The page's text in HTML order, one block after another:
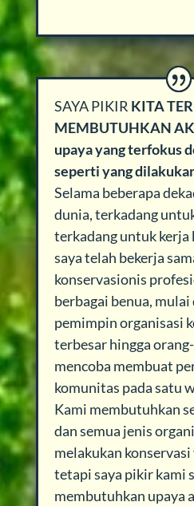
SAYA PIKIR KITA
MEMBUTUHKAN
upaya yang terfokus
seperti yang
Selama beberapa
dunia, terkadang
terkadang untuk kerja
saya telah bekerja
konservasionis
berbagai benua, mulai
pemimpin organisasi
terbesar hingga
mencoba membuat
komunitas pada satu
Kami membutuhkan
dan semua jenis
melakukan
tetapi saya pikir kami
membutuhkan upaya